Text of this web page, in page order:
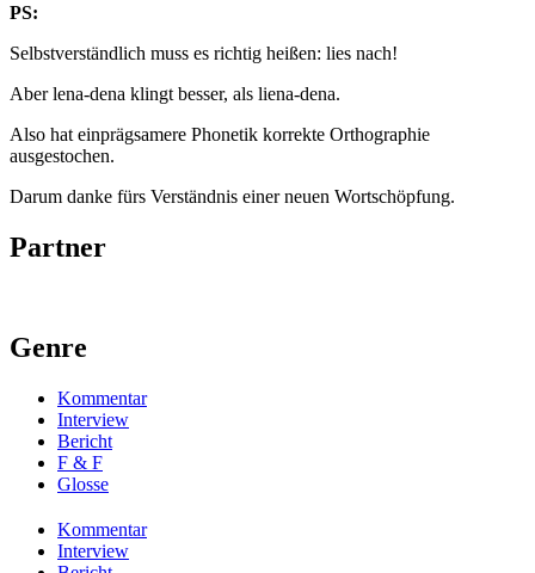
PS:
Selbstverständlich muss es richtig heißen: lies nach!
Aber lena-dena klingt besser, als liena-dena.
Also hat einprägsamere Phonetik korrekte Orthographie
ausgestochen.
Darum danke fürs Verständnis einer neuen Wortschöpfung.
Partner
Genre
Kommentar
Interview
Bericht
F & F
Glosse
Kommentar
Interview